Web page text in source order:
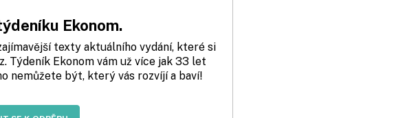
Ekonom.
texty aktuálního vydání, které si
Týdeník Ekonom vám už více jak 33 let
nemůžete být, který vás rozvíjí a baví!